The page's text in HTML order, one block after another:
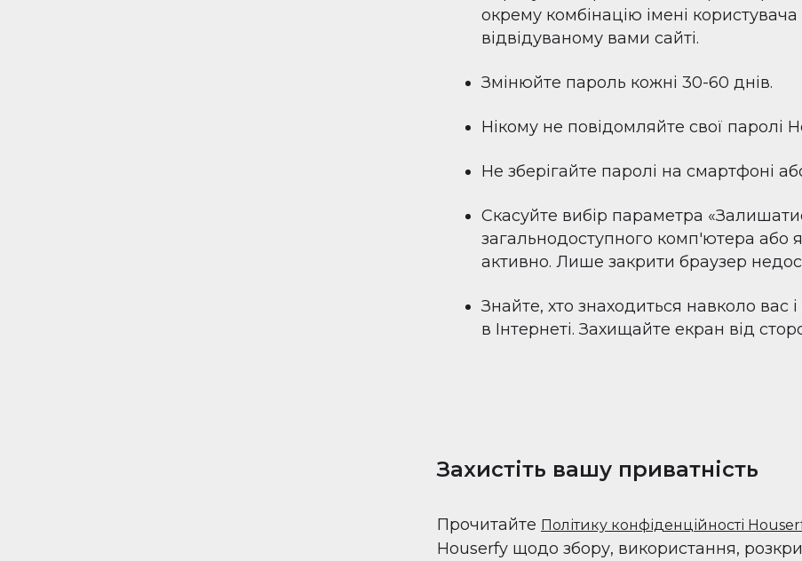
окрему комбінацію імені
відвідуваному вами сайті.
Змінюйте пароль кожні 30-60 днів.
Нікому не повідомляйте свої паролі
Не зберігайте паролі на смартфоні
Скасуйте вибір параметра
загальнодоступного комп'ютера або
активно. Лише закрити браузер
Знайте, хто знаходиться навколо вас
в Інтернеті. Захищайте екран від
Захистіть вашу приватність
Прочитайте Політику конфіденційності
Houserfy щодо збору, використання,